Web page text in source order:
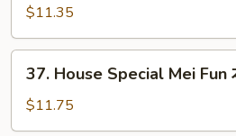
Mei
Fun
牛
$11.35
House
Special
Mei
37. House Special Mei Fun
$11.75